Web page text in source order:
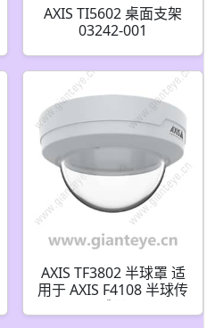
AXIS TI5602 桌面支架
03242-001
AXIS TF3802 半球罩 适
用于 AXIS F4108 半球传
感器